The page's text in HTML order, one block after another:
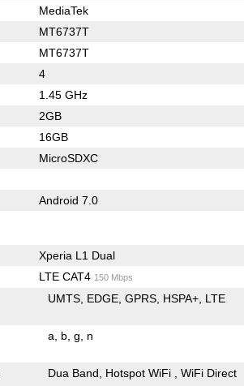
MediaTek
MT6737T
MT6737T
4
1.45 GHz
2GB
16GB
MicroSDXC
Android 7.0
Xperia L1 Dual
LTE CAT4 150 Mbps
UMTS EDGE GPRS HSPA+ LTE
a b g n
Dua Band Hotspot WiFi WiFi Direct